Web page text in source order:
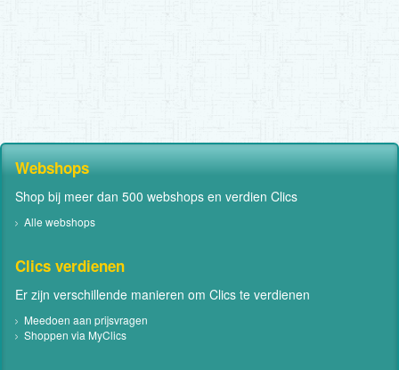
Webshops
Shop bij meer dan 500 webshops en verdien Clics
Alle webshops
Clics verdienen
Er zijn verschillende manieren om Clics te verdienen
Meedoen aan prijsvragen
Shoppen via MyClics